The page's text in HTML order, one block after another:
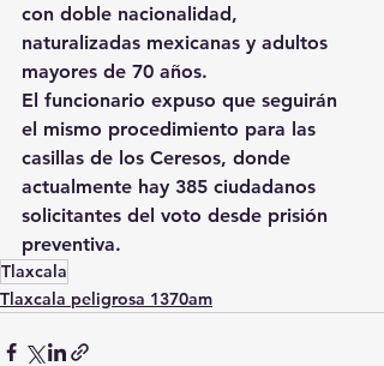
con doble nacionalidad,
naturalizadas mexicanas y adultos
mayores de 70 años.
El funcionario expuso que seguirán
el mismo procedimiento para las
casillas de los Ceresos, donde
actualmente hay 385 ciudadanos
solicitantes del voto desde prisión
preventiva.
Tlaxcala
Tlaxcala peligrosa 1370am